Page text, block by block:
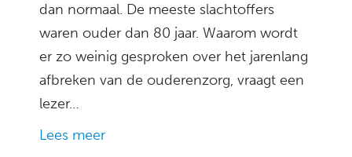
dan normaal. De meeste slachtoffers
waren ouder dan 80 jaar. Waarom wordt
er zo weinig gesproken over het jarenlang
afbreken van de ouderenzorg, vraagt een
lezer…
Lees meer